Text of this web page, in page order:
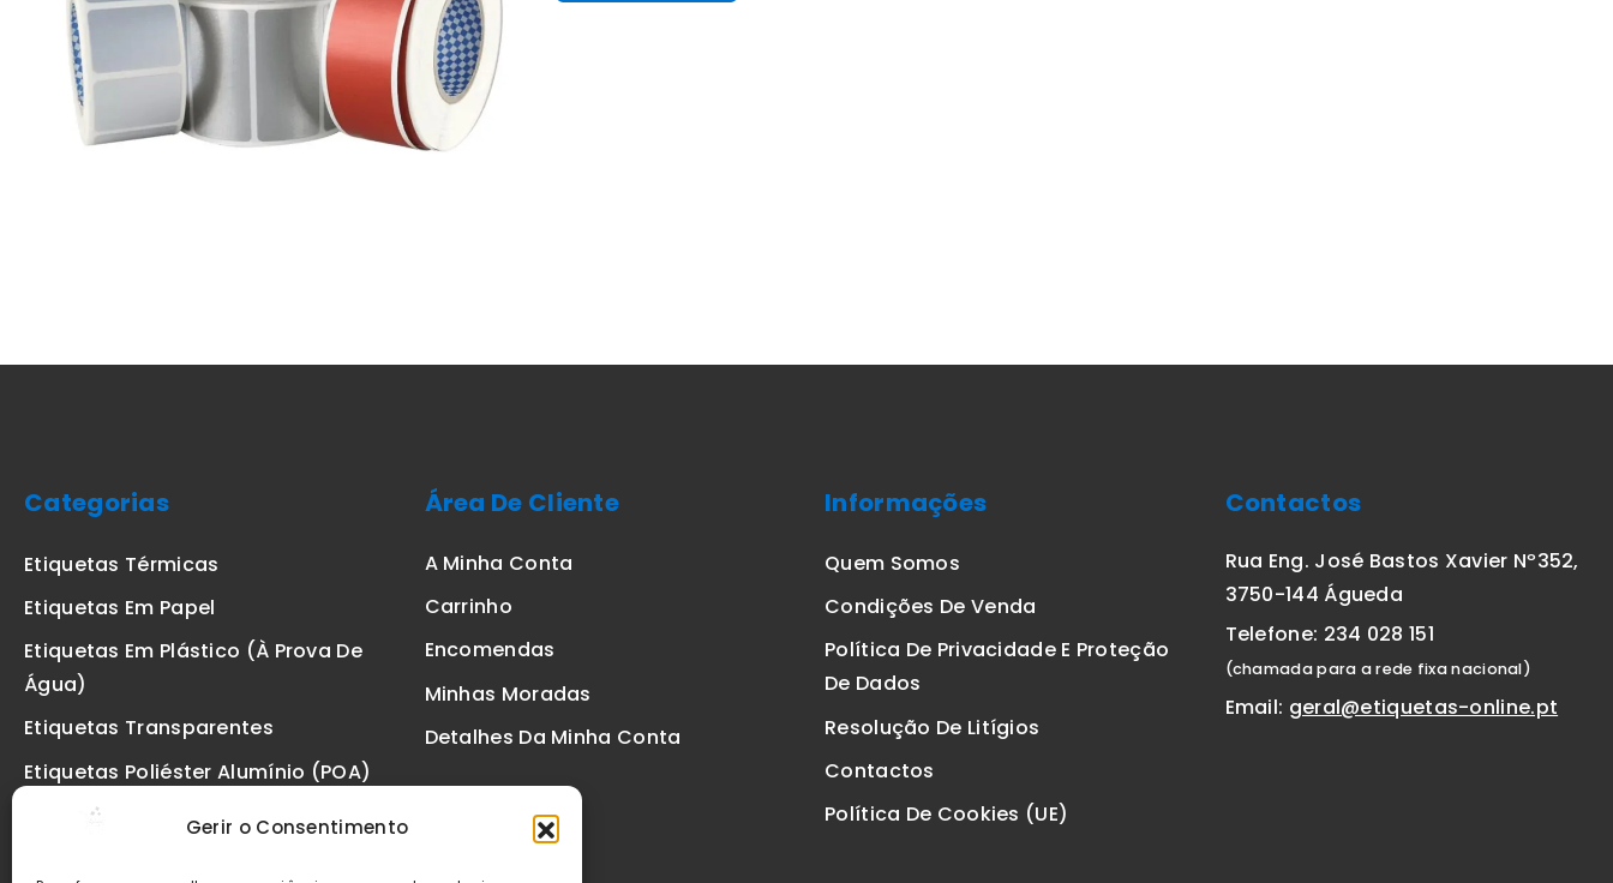
Gerir o Consentimento
Categorias
Etiquetas Térmicas
Etiquetas Em Papel
Etiquetas Em Plástico (à Prova De
Água)
Etiquetas Transparentes
Etiquetas Poliéster Alumínio (POA)
Etiquetas De Segurança VOID
Área De Cliente
A Minha Conta
Carrinho
Encomendas
Minhas Moradas
Detalhes Da Minha Conta
Informações
Quem Somos
Condições De Venda
Política De Privacidade E Proteção
De Dados
Resolução De Litígios
Contactos
Política De Cookies (UE)
Contactos
Rua Eng. José Bastos Xavier Nº352,
3750-144 Águeda
Telefone: 234 028 151
(chamada para a rede fixa nacional)
Email: geral@etiquetas-online.pt